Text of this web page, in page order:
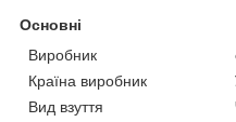
Основні
Виробник
Країна виробник
Вид взуття